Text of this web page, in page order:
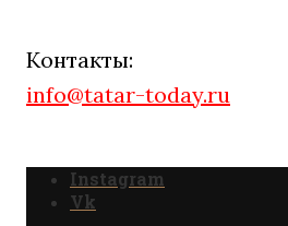
Контакты:
info@tatar-today.ru
Instagram
Vk